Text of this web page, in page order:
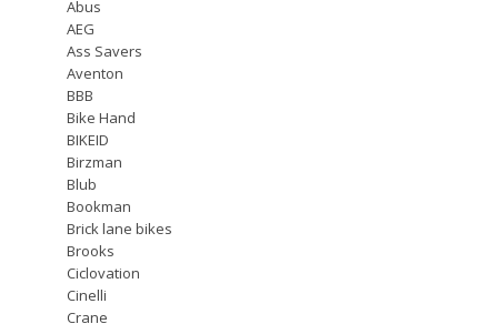
Abus
AEG
Ass Savers
Aventon
BBB
Bike Hand
BIKEID
Birzman
Blub
Bookman
Brick lane bikes
Brooks
Ciclovation
Cinelli
Crane